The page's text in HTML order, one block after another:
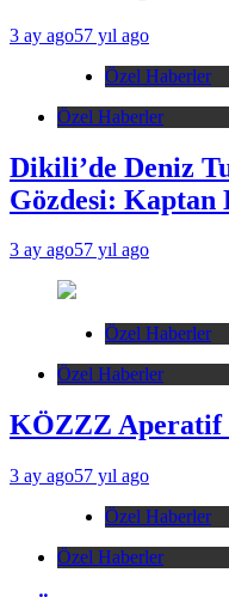
3 ay ago57 yıl ago
Özel Haberler
Özel Haberler
Dikili’de Deniz
Gözdesi: Kaptan
3 ay ago57 yıl ago
Özel Haberler
Özel Haberler
KÖZZZ Aperatif
3 ay ago57 yıl ago
Özel Haberler
Özel Haberler